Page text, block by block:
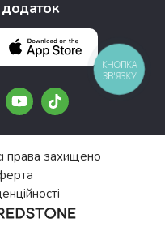
права захищено
КНОПКА
ЗВ'ЯЗКУ